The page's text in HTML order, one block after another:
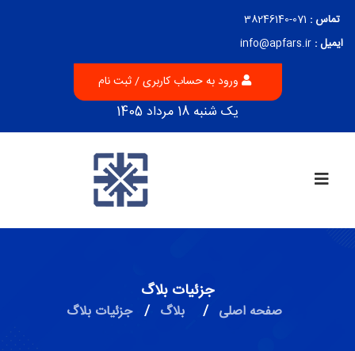
تماس : 071-38246140
ایمیل : info@apfars.ir
ورود به حساب کاربری / ثبت نام
یک شنبه 18 مرداد 1405
جزئیات بلاگ
صفحه اصلی / بلاگ / جزئیات بلاگ